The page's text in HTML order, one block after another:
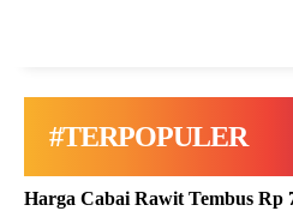
#TERPOPULER
Harga Cabai Rawit Tembus